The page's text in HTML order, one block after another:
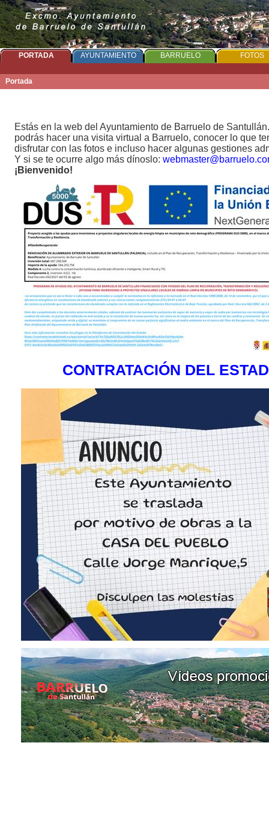
PORTADA AYUNTAMIENTO BARRUELO FOTOS
Portada
Estás en la web del Ayuntamiento de Barruelo de
podrás hacer una visita virtual a Barruelo, conocer lo que
disfrutar con las fotos e incluso hacer algunas gestiones
Y si se te ocurre algo más dínoslo:
¡Bienvenido!
CONTRATACIÓN DEL